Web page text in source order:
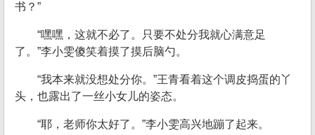
书？”
“嘿嘿，这就不必了。只要不处分我就心满意足
了。”李小雯傻笑着摸了摸后脑勺。
“我本来就没想处分你。”王青看着这个调皮捣蛋的丫
头，也露出了一丝小女儿的姿态。
“耶，老师你太好了。”李小雯高兴地蹦了起来。